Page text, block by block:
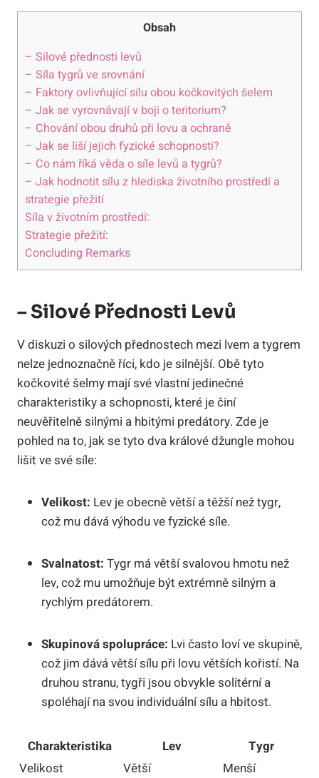
Obsah
– Silové přednosti levů
– Síla tygrů ve srovnání
– Faktory ovlivňující sílu obou kočkovitých šelem
– Jak se vyrovnávají v boji o teritorium?
– Chování obou druhů při lovu a ochraně
– Jak se liší jejich fyzické schopnosti?
– Co nám říká věda o síle levů a tygrů?
– Jak hodnotit sílu z hlediska životního prostředí a
strategie přežití
Síla v životním prostředí:
Strategie přežití:
Concluding Remarks
– Silové Přednosti Levů
V diskuzi o silových přednostech mezi lvem a tygrem
nelze jednoznačně říci, kdo je silnější. Obě tyto
kočkovité šelmy mají své vlastní jedinečné
charakteristiky a schopnosti, které je činí
neuvěřitelně silnými a hbitými predátory. Zde je
pohled na to, jak se tyto dva králové džungle mohou
lišit ve své síle:
Velikost: Lev je obecně větší a těžší než tygr,
což mu dává výhodu ve fyzické síle.
Svalnatost: Tygr má větší svalovou hmotu než
lev, což mu umožňuje být extrémně silným a
rychlým predátorem.
Skupinová spolupráce: Lvi často loví ve skupině,
což jim dává větší sílu při lovu větších kořistí. Na
druhou stranu, tygři jsou obvykle solitérní a
spoléhají na svou individuální sílu a hbitost.
Charakteristika Lev
Tygr
Velikost
Větší
Menší